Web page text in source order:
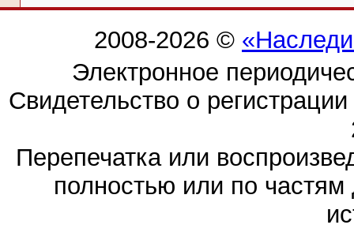
2008-2026 ©
Электронное
Свидетельство о
Перепечатка или
полностью или по частям